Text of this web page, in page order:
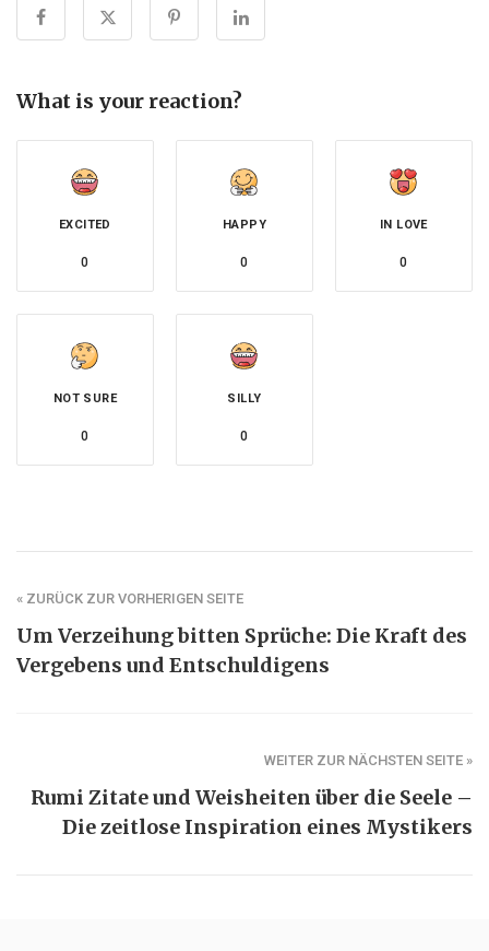
What is your reaction?
EXCITED
0
HAPPY
0
IN LOVE
0
NOT SURE
0
SILLY
0
« ZURÜCK ZUR VORHERIGEN SEITE
Um Verzeihung bitten Sprüche: Die Kraft des
Vergebens und Entschuldigens
WEITER ZUR NÄCHSTEN SEITE »
Rumi Zitate und Weisheiten über die Seele –
Die zeitlose Inspiration eines Mystikers